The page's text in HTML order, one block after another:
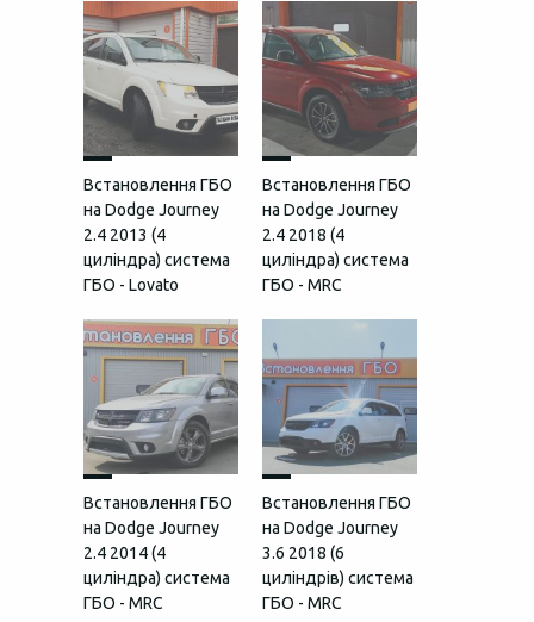
Встановлення ГБО
на Dodge Journey
2.4 2013 (4
циліндра) система
ГБО - Lovato
Встановлення ГБО
на Dodge Journey
2.4 2018 (4
циліндра) система
ГБО - MRC
Встановлення ГБО
на Dodge Journey
2.4 2014 (4
циліндра) система
ГБО - MRC
Встановлення ГБО
на Dodge Journey
3.6 2018 (6
циліндрів) система
ГБО - MRC